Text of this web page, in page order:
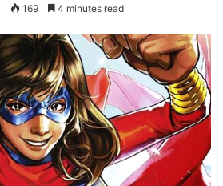
169 4 minutes read